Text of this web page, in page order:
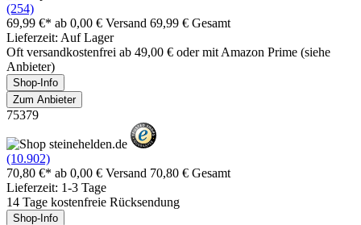
(254)
69,99 €* ab 0,00 € Versand 69,99 € Gesamt
Lieferzeit: Auf Lager
Oft versandkostenfrei ab 49,00 € oder mit Amazon Prime (siehe
Anbieter)
Shop-Info
Zum Anbieter
75379
(10.902)
70,80 €* ab 0,00 € Versand 70,80 € Gesamt
Lieferzeit: 1-3 Tage
14 Tage kostenfreie Rücksendung
Shop-Info